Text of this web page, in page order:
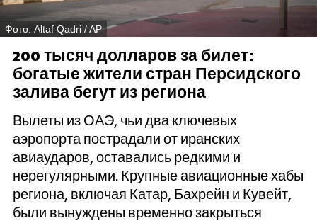
Фото: Altaf Qadri / AP
200 тысяч долларов за билет:
богатые жители стран Персидского
залива бегут из региона
Вылеты из ОАЭ, чьи два ключевых
аэропорта пострадали от иранских
авиаударов, оставались редкими и
нерегулярными. Крупные авиационные хабы
региона, включая Катар, Бахрейн и Кувейт,
были вынуждены временно закрыться